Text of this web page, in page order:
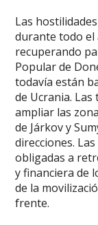
Las
durante todo el
recuperando
Popular de
todavía están
de Ucrania.
ampliar las
de Járkov y
direcciones.
obligadas a
y financiera de
de la
frente.